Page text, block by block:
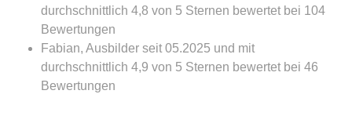
durchschnittlich 4,8 von 5 Sternen bewertet bei 104
Bewertungen
Fabian, Ausbilder seit 05.2025 und mit
durchschnittlich 4,9 von 5 Sternen bewertet bei 46
Bewertungen